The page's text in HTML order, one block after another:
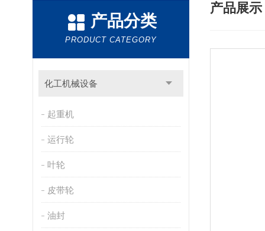
产品分类
PRODUCT CATEGORY
化工机械设备
起重机
运行轮
叶轮
皮带轮
油封
产品展示